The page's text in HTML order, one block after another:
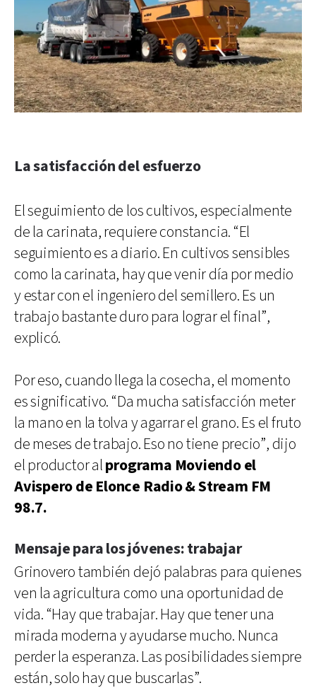
La satisfacción del esfuerzo
El seguimiento de los cultivos, especialmente
de la carinata, requiere constancia. “El
seguimiento es a diario. En cultivos sensibles
como la carinata, hay que venir día por medio
y estar con el ingeniero del semillero. Es un
trabajo bastante duro para lograr el final”,
explicó.
Por eso, cuando llega la cosecha, el momento
es significativo. “Da mucha satisfacción meter
la mano en la tolva y agarrar el grano. Es el fruto
de meses de trabajo. Eso no tiene precio”, dijo
el productor alprograma Moviendo el
Avispero de Elonce Radio & Stream FM
98.7.
Mensaje para los jóvenes: trabajar
Grinovero también dejó palabras para quienes
ven la agricultura como una oportunidad de
vida. “Hay que trabajar. Hay que tener una
mirada moderna y ayudarse mucho. Nunca
perder la esperanza. Las posibilidades siempre
están, solo hay que buscarlas”.